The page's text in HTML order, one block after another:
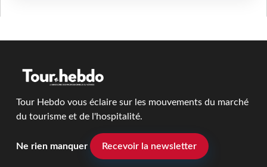
Tour Hebdo vous éclaire sur les mouvements du marché
du tourisme et de l'hospitalité.
Ne rien manquer Recevoir la newsletter